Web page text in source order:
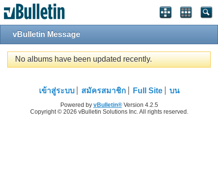
vBulletin Message
No albums have been updated recently.
เข้าสู่ระบบ สมัครสมาชิก Full Site บน
Powered by vBulletin®Version 4.2.5
Copyright © 2026 vBulletin Solutions Inc. All rights reserved.